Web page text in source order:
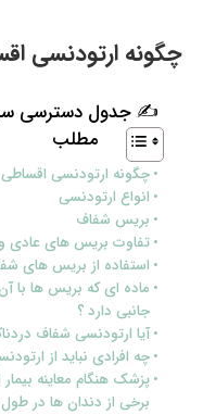
چگونه ارتودنسی
✍ جدول دسترسی
مطلب
چگونه ارتودنسی اقساطی
انواع ارتودنسی
بریس شفاف
تفاوت بریس های
استفاده از بریس های
ماده ای که بریس ها
جانبی دارد ؟
آیا ارتودنسی شفاف
چه افرادی نباید از
پزشک هنگام معاینه
برخی از دندان ها در